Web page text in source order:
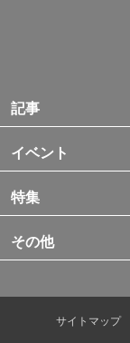
記事
イベント
特集
その他
サイトマップ